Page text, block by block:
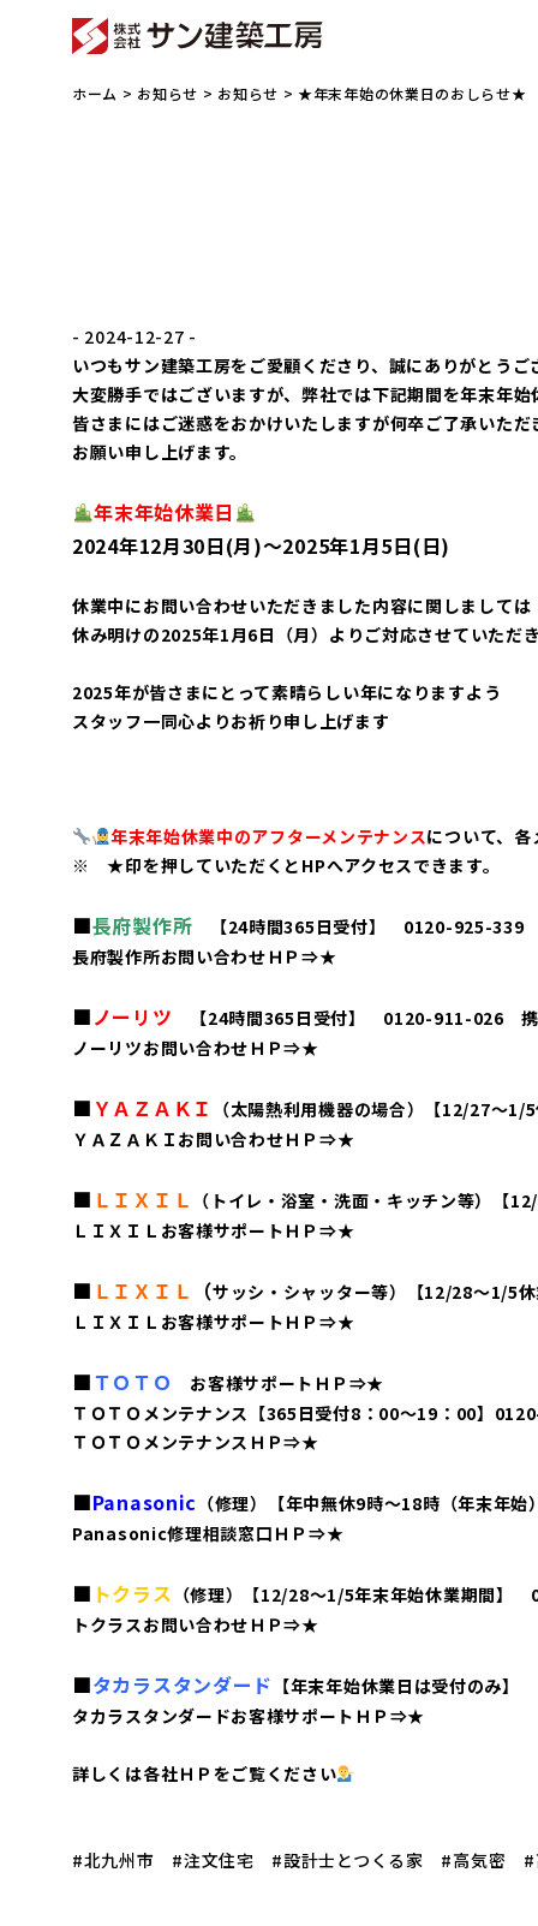
ホーム > お知らせ > お知らせ > ★年末年始の休業日のおしらせ★
- 2024-12-27 -
いつもサン建築工房をご愛顧くださり、誠にありがとうご
大変勝手ではございますが、弊社では下記期間を年末年
皆さまにはご迷惑をおかけいたしますが何卒ご了承いただ
お願い申し上げます。
年末年始休業日
2024年12月30日(月)～2025年1月5日(日)
休業中にお問い合わせいただきました内容に関しましては
休み明けの2025年1月6日（月）よりご対応させていただ
2025年が皆さまにとって素晴らしい年になりますよう
スタッフ一同心よりお祈り申し上げます
年末年始休業中のアフターメンテナンスについて、 各
※
★印を押していただくとHPへアクセスできます。
■長府製作所 【24時間365日受付】 0120-925-339
長府製作所お問い合わせＨＰ⇒★
■ノーリツ 【24時間365日受付】 0120-911-026 携
ノーリツお問い合わせＨＰ⇒★
■ ＹＡＺＡＫＩ
（太陽熱利用機器の場合）【12/27～
ＹＡＺＡＫＩお問い合わせＨＰ⇒★
■ ＬＩＸＩＬ （トイレ・浴室・洗面・キッチン等）
ＬＩＸＩＬお客様サポートＨＰ⇒★
■ ＬＩＸＩＬ （サッシ・シャッター等）【12/28～1/
ＬＩＸＩＬお客様サポートＨＰ⇒★
■ＴＯＴＯ お客様サポートＨＰ⇒★
ＴＯＴＯメンテナンス【365日受付8：00～19：00】
ＴＯＴＯメンテナンスＨＰ⇒★
■Panasonic （修理）【年中無休9時～18時（年末年
Panasonic修理相談窓口ＨＰ⇒★
■ トクラス （修理）【12/28～1/5年末年始休業期間
トクラスお問い合わせＨＰ⇒★
■タカラスタンダード 【年末年始休業日は受付のみ
タカラスタンダードお客様サポートＨＰ⇒★
詳しくは各社ＨＰをご覧ください
#北九州市 #注文住宅 #設計士とつくる家 #高気密